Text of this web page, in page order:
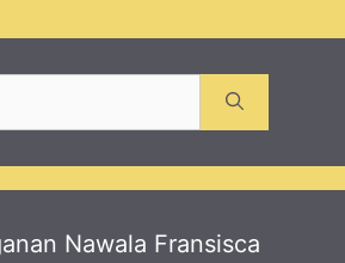
Nawala Fransisca